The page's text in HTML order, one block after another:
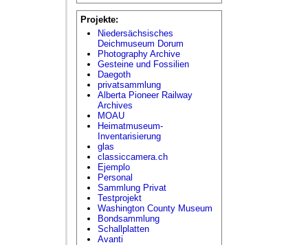
Projekte:
Niedersächsisches
Deichmuseum Dorum
Photography Archive
Gesteine und Fossilien
Daegoth
privatsammlung
Alberta Pioneer Railway
Archives
MOAU
Heimatmuseum-
Inventarisierung
glas
classiccamera.ch
Ejemplo
Personal
Sammlung Privat
Testprojekt
Washington County Museum
Bondsammlung
Schallplatten
Avanti